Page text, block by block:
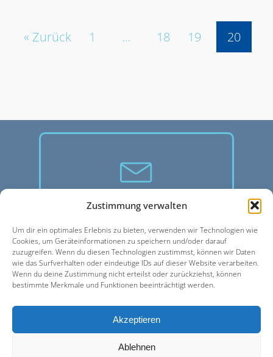
Zustimmung verwalten
Um dir ein optimales Erlebnis zu bieten, verwenden wir Technologien wie
Cookies, um Geräteinformationen zu speichern und/oder darauf
zuzugreifen. Wenn du diesen Technologien zustimmst, können wir Daten
wie das Surfverhalten oder eindeutige IDs auf dieser Website verarbeiten.
Wenn du deine Zustimmung nicht erteilst oder zurückziehst, können
bestimmte Merkmale und Funktionen beeinträchtigt werden.
Akzeptieren
Ablehnen
« Zurück 1 … 18 19 20
Wissen, was läuft!
Melde dich für unseren
kostenlosen Newsletter an
und sichere dir exklusive
Vorteile für dein Training!